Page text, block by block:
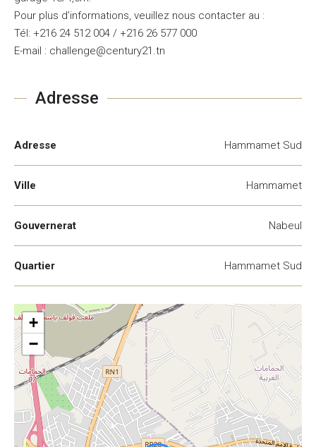
Pour plus d’informations, veuillez nous contacter au :
Tél: +216 24 512 004 / +216 26 577 000
E-mail : challenge@century21.tn
Adresse
Adresse Hammamet Sud
Ville Hammamet
Gouvernerat Nabeul
Quartier Hammamet Sud
+
−